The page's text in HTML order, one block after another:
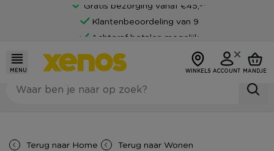
Gratis bezorging vanaf €45,-*
Klantenbeoordeling van 9
Achteraf betalen mogelijk
MENU WINKELS ACCOUNT MANDJE
Terug naar Home Terug naar Wonen